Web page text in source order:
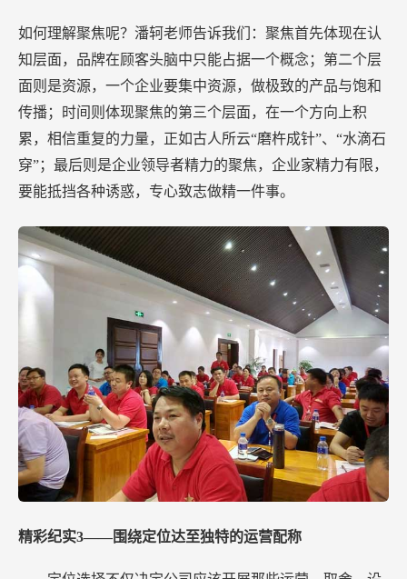
如何理解聚焦呢？潘轲老师告诉我们：聚焦首先体现在认
知层面，品牌在顾客头脑中只能占据一个概念；第二个层
面则是资源，一个企业要集中资源，做极致的产品与饱和
传播；时间则体现聚焦的第三个层面，在一个方向上积
累，相信重复的力量，正如古人所云“磨杵成针”、“水滴石
穿”；最后则是企业领导者精力的聚焦，企业家精力有限，
要能抵挡各种诱惑，专心致志做精一件事。
精彩纪实3——围绕定位达至独特的运营配称